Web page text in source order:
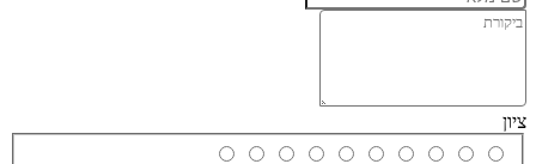
ציון